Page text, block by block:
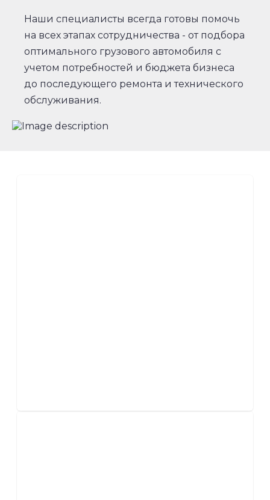
Наши специалисты всегда готовы помочь
на всех этапах сотрудничества - от подбора
оптимального грузового автомобиля с
учетом потребностей и бюджета бизнеса
до последующего ремонта и технического
обслуживания.